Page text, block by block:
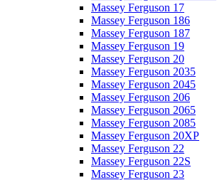
Massey Ferguson 17
Massey Ferguson 186
Massey Ferguson 187
Massey Ferguson 19
Massey Ferguson 20
Massey Ferguson 2035
Massey Ferguson 2045
Massey Ferguson 206
Massey Ferguson 2065
Massey Ferguson 2085
Massey Ferguson 20XP
Massey Ferguson 22
Massey Ferguson 22S
Massey Ferguson 23